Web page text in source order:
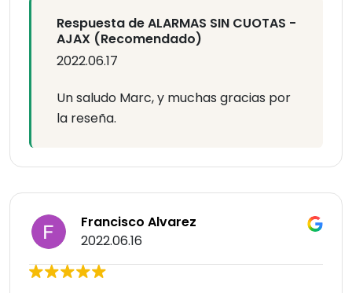
Respuesta de ALARMAS SIN CUOTAS -
AJAX (Recomendado)
2022.06.17
Un saludo Marc, y muchas gracias por
la reseña.
Francisco Alvarez
2022.06.16